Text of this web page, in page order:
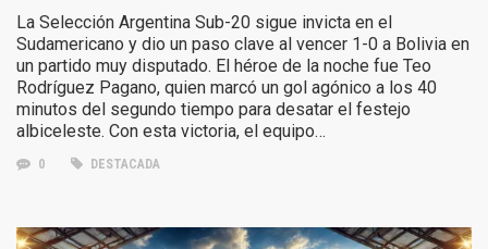
La Selección Argentina Sub-20 sigue invicta en el
Sudamericano y dio un paso clave al vencer 1-0 a Bolivia en
un partido muy disputado. El héroe de la noche fue Teo
Rodríguez Pagano, quien marcó un gol agónico a los 40
minutos del segundo tiempo para desatar el festejo
albiceleste. Con esta victoria, el equipo…
0 DESTACADA